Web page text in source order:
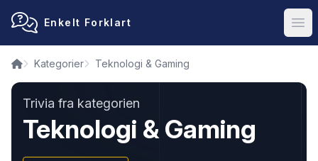
Enkelt Forklart
Kategorier Teknologi & Gaming
Trivia fra kategorien
Teknologi & Gaming